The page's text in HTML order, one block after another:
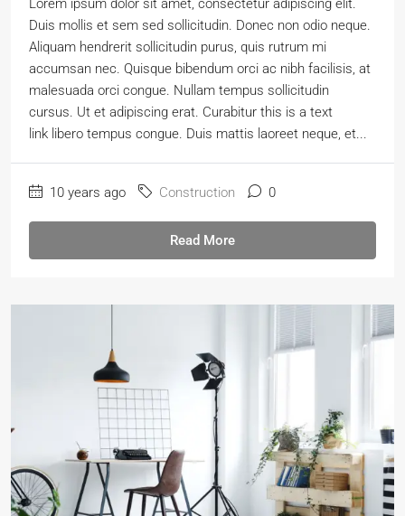
Lorem ipsum dolor sit amet, consectetur adipiscing elit.
Duis mollis et sem sed sollicitudin. Donec non odio neque.
Aliquam hendrerit sollicitudin purus, quis rutrum mi
accumsan nec. Quisque bibendum orci ac nibh facilisis, at
malesuada orci congue. Nullam tempus sollicitudin
cursus. Ut et adipiscing erat. Curabitur this is a text
link libero tempus congue. Duis mattis laoreet neque, et...
10 years ago Construction 0
Read More